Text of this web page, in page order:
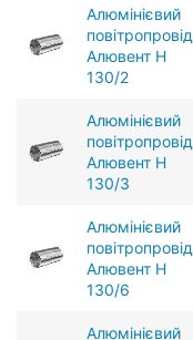
Алюмінієвий
повітропровід
Алювент Н
130/2
Алюмінієвий
повітропровід
Алювент Н
130/3
Алюмінієвий
повітропровід
Алювент Н
130/6
Алюмінієвий